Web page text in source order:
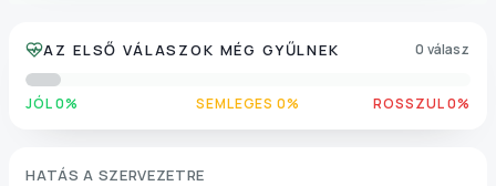
AZ ELSŐ VÁLASZOK MÉG GYŰLNEK 0 válasz
JÓL 0% SEMLEGES 0% ROSSZUL 0%
HATÁS A SZERVEZETRE